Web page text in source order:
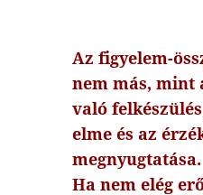
Az figyelem-
nem más, mint
való
elme és az
megnyugtatása.
Ha nem elég